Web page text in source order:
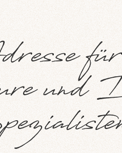
und